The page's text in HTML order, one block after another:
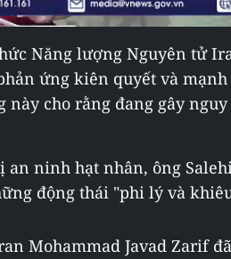
Năng lượng Nguyên tử
ứng kiên quyết và
này cho rằng đang gây
an ninh hạt nhân, ông
động thái "phi lý và
Mohammad Javad Zarif